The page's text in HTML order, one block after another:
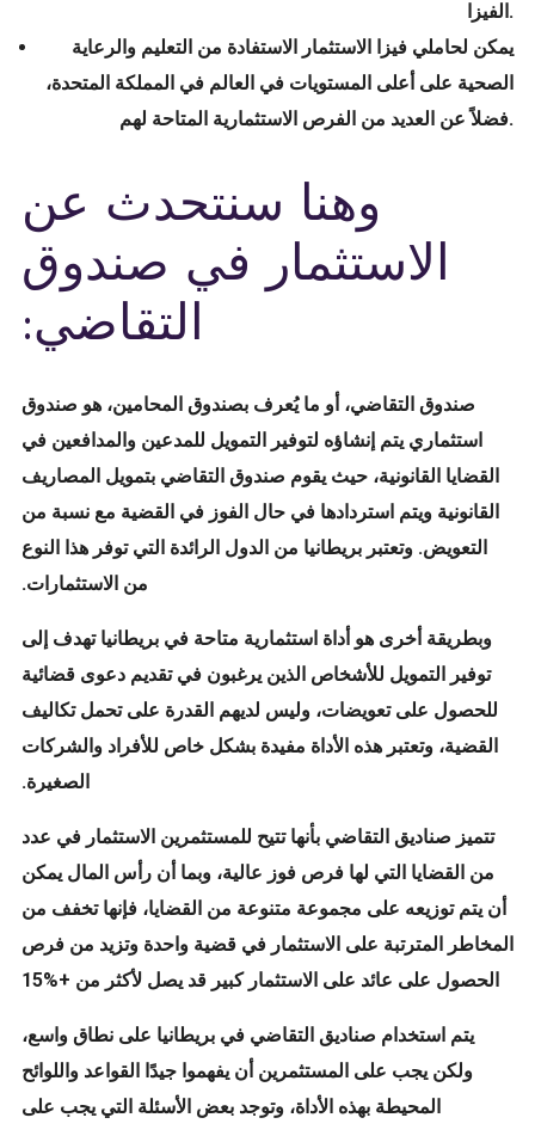
الفيزا.
يمكن لحاملي فيزا الاستثمار الاستفادة من التعليم والرعاية
الصحية على أعلى المستويات في العالم في المملكة المتحدة،
فضلاً عن العديد من الفرص الاستثمارية المتاحة لهم.
وهنا سنتحدث عن
الاستثمار في صندوق
التقاضي:
صندوق التقاضي، أو ما يُعرف بصندوق المحامين، هو صندوق
استثماري يتم إنشاؤه لتوفير التمويل للمدعين والمدافعين في
القضايا القانونية، حيث يقوم صندوق التقاضي بتمويل المصاريف
القانونية ويتم استردادها في حال الفوز في القضية مع نسبة من
التعويض. وتعتبر بريطانيا من الدول الرائدة التي توفر هذا النوع
من الاستثمارات.
وبطريقة أخرى هو أداة استثمارية متاحة في بريطانيا تهدف إلى
توفير التمويل للأشخاص الذين يرغبون في تقديم دعوى قضائية
للحصول على تعويضات، وليس لديهم القدرة على تحمل تكاليف
القضية، وتعتبر هذه الأداة مفيدة بشكل خاص للأفراد والشركات
الصغيرة.
تتميز صناديق التقاضي بأنها تتيح للمستثمرين الاستثمار في عدد
من القضايا التي لها فرص فوز عالية، وبما أن رأس المال يمكن
أن يتم توزيعه على مجموعة متنوعة من القضايا، فإنها تخفف من
المخاطر المترتبة على الاستثمار في قضية واحدة وتزيد من فرص
الحصول على عائد على الاستثمار كبير قد يصل لأكثر من +%15
يتم استخدام صناديق التقاضي في بريطانيا على نطاق واسع،
ولكن يجب على المستثمرين أن يفهموا جيدًا القواعد واللوائح
المحيطة بهذه الأداة، وتوجد بعض الأسئلة التي يجب على